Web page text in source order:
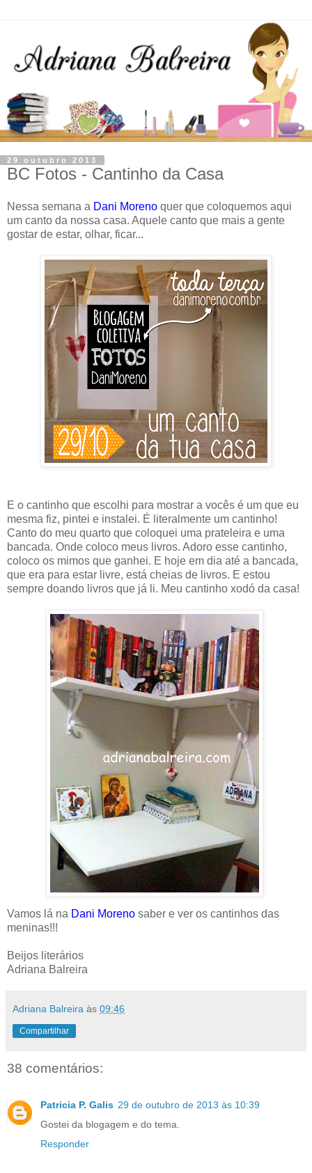
29 outubro 2013
BC Fotos - Cantinho da Casa
Nessa semana a Dani Moreno quer que coloquemos aqui
um canto da nossa casa. Aquele canto que mais a gente
gostar de estar, olhar, ficar...
E o cantinho que escolhi para mostrar a vocês é um que eu
mesma fiz, pintei e instalei. É literalmente um cantinho!
Canto do meu quarto que coloquei uma prateleira e uma
bancada. Onde coloco meus livros. Adoro esse cantinho,
coloco os mimos que ganhei. E hoje em dia até a bancada,
que era para estar livre, está cheias de livros. E estou
sempre doando livros que já li. Meu cantinho xodó da casa!
Vamos lá na Dani Moreno saber e ver os cantinhos das
meninas!!!
Beijos literários
Adriana Balreira
Adriana Balreira às 09:46
Compartilhar
38 comentários:
Patricia P. Galis 29 de outubro de 2013 às 10:39
Gostei da blogagem e do tema.
Responder